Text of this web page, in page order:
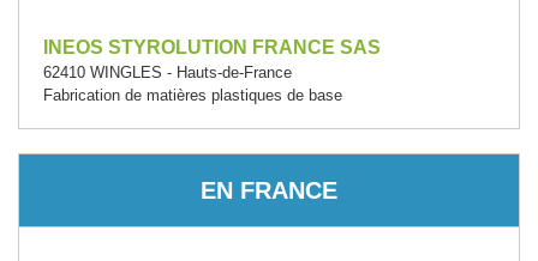
INEOS STYROLUTION FRANCE SAS
62410 WINGLES - Hauts-de-France
Fabrication de matières plastiques de base
EN FRANCE